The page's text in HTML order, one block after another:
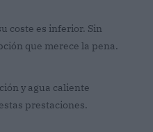
coste es inferior. Sin
que merece la pena.
y agua caliente
prestaciones.